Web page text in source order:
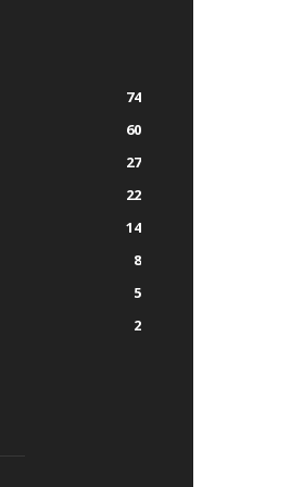
74
60
27
22
14
8
5
2